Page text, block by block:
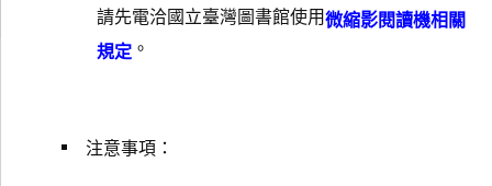
請先電洽國立臺灣圖書館使用微縮影閱讀機相關
規定 。
注意事項：